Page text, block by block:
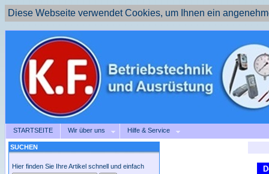
Diese Webseite verwendet Cookies, um Ihnen ein
STARTSEITE Wir über uns Hilfe & Service
SUCHEN
Hier finden Sie Ihre Artikel schnell und einfach